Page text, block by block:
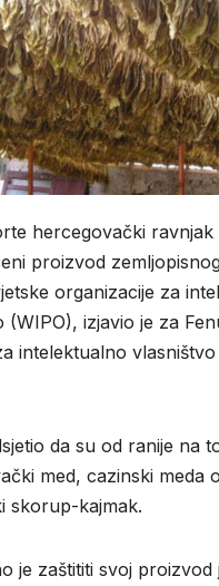
hercegovački ravnjak
proizvod
organizacije za
(WIPO), izjavio je za
intelektualno
da su od ranije na
med, cazinski meda
skorup-kajmak.
je zaštititi svoj proizvod